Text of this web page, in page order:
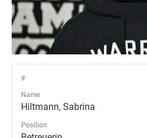
#
Name
Hiltmann, Sabrina
Position